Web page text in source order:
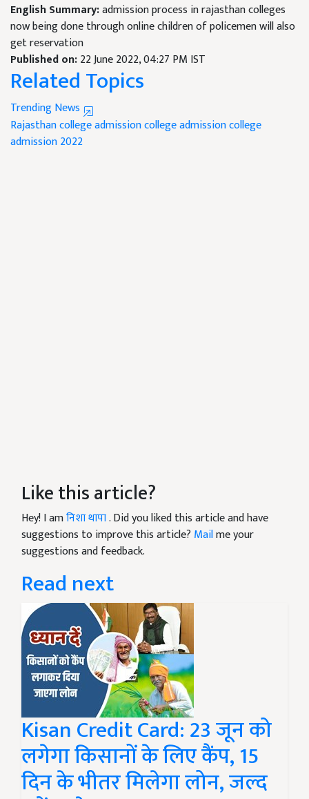
English Summary:admission process in rajasthan colleges
now being done through online children of policemen will also
get reservation
Published on:22 June 2022, 04:27 PM IST
Related Topics
Trending News
Rajasthan college admissioncollege admissioncollege
admission 2022
Like this article?
Hey! I amनिशा थापा. Did you liked this article and have
suggestions to improve this article? Mailme your
suggestions and feedback.
Read next
Kisan Credit Card: 23 जून को
लगेगा किसानों के लिए कैंप, 15
दिन के भीतर मिलेगा लोन, जल्द